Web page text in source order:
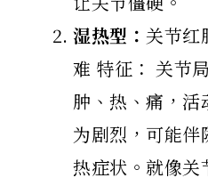
湿热型： 关节红
难 特征： 关节
肿、热、痛，
为剧烈，可能伴
热症状。就像关